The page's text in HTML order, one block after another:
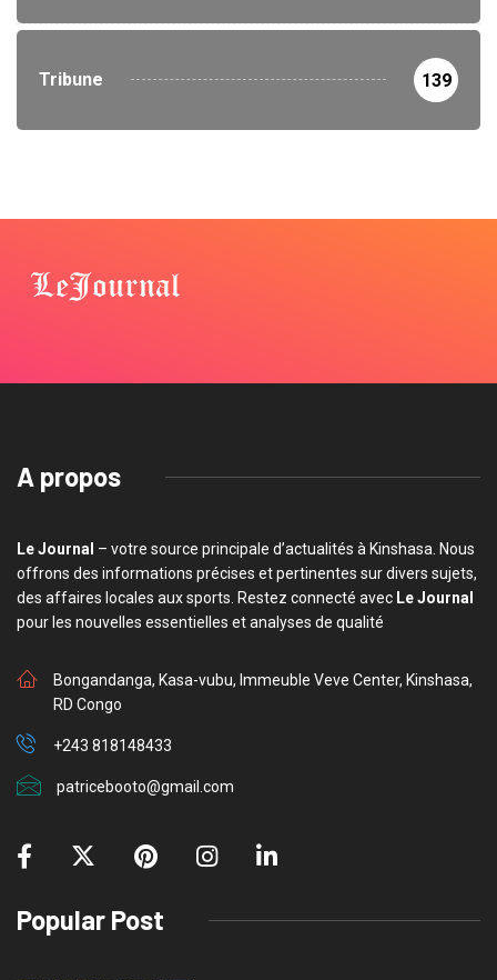
Tribune 139
A propos
Le Journal – votre source principale d’actualités à Kinshasa. Nous
offrons des informations précises et pertinentes sur divers sujets,
des affaires locales aux sports. Restez connecté avec Le Journal
pour les nouvelles essentielles et analyses de qualité
Bongandanga, Kasa-vubu, Immeuble Veve Center, Kinshasa,
RD Congo
+243 818148433
patricebooto@gmail.com
Popular Post